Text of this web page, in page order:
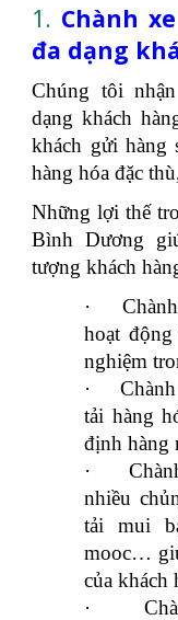
1. Chành
đa dạng
Chúng tôi
dạng khách
khách gửi hàng
hàng hóa đặc
Những lợi thế
Bình Dương
tượng khách
·
hoạt
nghiệm
·
tải hàng
định hàng
·
nhiều
tải mui
mooc…
của khách
·